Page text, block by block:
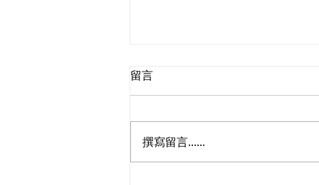
留言
撰寫留言......